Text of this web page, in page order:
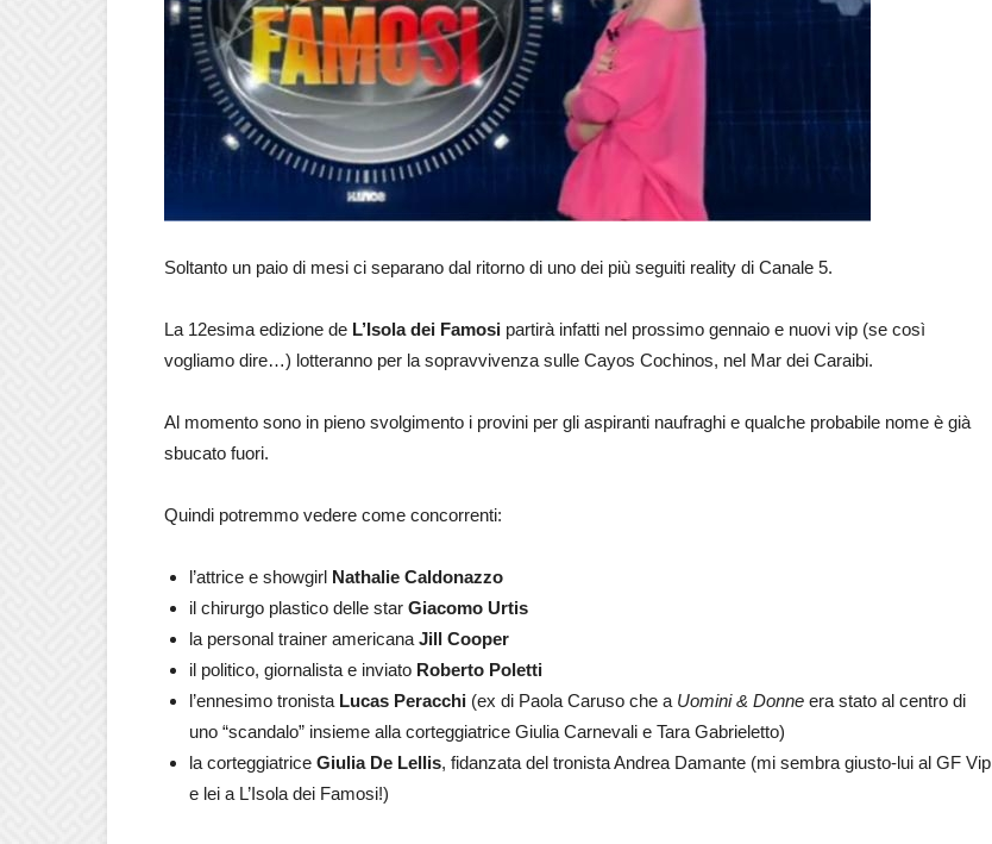
Soltanto un paio di mesi ci separano dal ritorno di uno dei più seguiti reality di Canale 5.
La 12esima edizione de L’Isola dei Famosi partirà infatti nel prossimo gennaio e nuovi vip (se così
vogliamo dire…) lotteranno per la sopravvivenza sulle Cayos Cochinos, nel Mar dei Caraibi.
Al momento sono in pieno svolgimento i provini per gli aspiranti naufraghi e qualche probabile nome è già
sbucato fuori.
Quindi potremmo vedere come concorrenti:
l’attrice e showgirl Nathalie Caldonazzo
il chirurgo plastico delle star Giacomo Urtis
la personal trainer americana Jill Cooper
il politico, giornalista e inviato Roberto Poletti
l’ennesimo tronista Lucas Peracchi (ex di Paola Caruso che a Uomini & Donne era stato al centro di
uno “scandalo” insieme alla corteggiatrice Giulia Carnevali e Tara Gabrieletto)
la corteggiatrice Giulia De Lellis, fidanzata del tronista Andrea Damante (mi sembra giusto-lui al GF Vip
e lei a L’Isola dei Famosi!)